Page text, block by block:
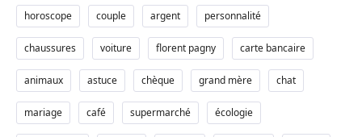
horoscope couple argent personnalité
chaussures voiture florent pagny carte bancaire
animaux astuce chèque grand mère chat
mariage café supermarché écologie